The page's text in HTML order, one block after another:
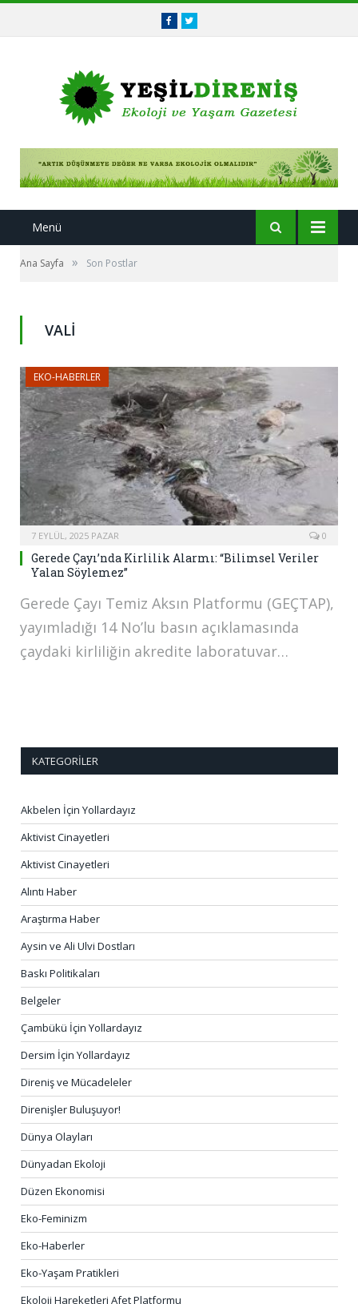
FacebookTwitter
Menü
Ana Sayfa » Son Postlar
VALI
EKO-HABERLER
7 EYLÜL, 2025 PAZAR 0
Gerede Çayı’nda Kirlilik Alarmı: “Bilimsel Veriler
Yalan Söylemez”
Gerede Çayı Temiz Aksın Platformu (GEÇTAP),
yayımladığı 14 No’lu basın açıklamasında
çaydaki kirliliğin akredite laboratuvar…
KATEGORILER
Akbelen İçin Yollardayız
Aktivist Cinayetleri
Aktivist Cinayetleri
Alıntı Haber
Araştırma Haber
Aysin ve Ali Ulvi Dostları
Baskı Politikaları
Belgeler
Çambükü İçin Yollardayız
Dersim İçin Yollardayız
Direniş ve Mücadeleler
Direnişler Buluşuyor!
Dünya Olayları
Dünyadan Ekoloji
Düzen Ekonomisi
Eko-Feminizm
Eko-Haberler
Eko-Yaşam Pratikleri
Ekoloji Hareketleri Afet Platformu